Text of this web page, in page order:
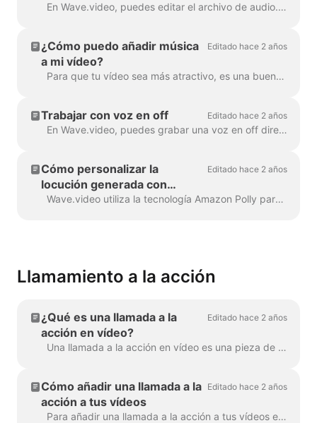
En Wave.video, puedes editar el archivo de audio. Estas son las opciones de edición disponibles: Recorta el archivo de audio Cambia su volumen Añade un fundido de...
¿Cómo puedo añadir música
a mi vídeo?
Editado hace 2 años
Para que tu vídeo sea más atractivo, es una buena idea añadirle una pista de audio. Para añadir música o cualquier audio, haz clic en la pista de audio en la línea de tiempo ...
Trabajar con voz en off Editado hace 2 años
En Wave.video, puedes grabar una voz en off directamente en el editor, al crear tu vídeo. Haz clic en la pista de audio y selecciona Grabar voz: Voz en off 7...
Cómo personalizar la
locución generada con
etiquetas SSML
Editado hace 2 años
Wave.video utiliza la tecnología Amazon Polly para generar pistas de audio a partir de texto. A veces, el resultado por defecto no es impecable, y es posible que desee...
Llamamiento a la acción
¿Qué es una llamada a la
acción en vídeo?
Editado hace 2 años
Una llamada a la acción en vídeo es una pieza de contenido que induce al espectador a realizar una determinada acción después de ver el vídeo. Puede ser (pero ...
Cómo añadir una llamada a la
acción a tus vídeos
Editado hace 2 años
Para añadir una llamada a la acción a tus vídeos en Wave.video, haz clic en el signo "Añadir llamada a la acción" en la línea de tiempo. Estará disponible en la ...